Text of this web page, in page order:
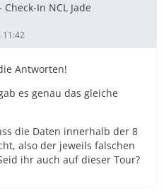
In NCL Jade
11:42
Antworten!
es genau das gleiche
die Daten innerhalb der 8
also der jeweils falschen
ihr auch auf dieser Tour?